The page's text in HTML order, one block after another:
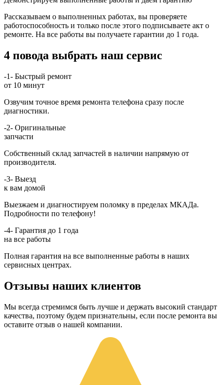
Рассказываем о выполненных работах, вы проверяете
работоспособность и только после этого подписываете акт о
ремонте. На все работы вы получаете гарантии до 1 года.
4 повода выбрать наш сервис
-1- Быстрый ремонт
от 10 минут
Озвучим точное время ремонта телефона сразу после
диагностики.
-2- Оригинальные
запчасти
Собственный склад запчастей в наличии напрямую от
производителя.
-3- Выезд
к вам домой
Выезжаем и диагностируем поломку в пределах МКАДа.
Подробности по телефону!
-4- Гарантия до 1 года
на все работы
Полная гарантия на все выполненные работы в наших
сервисных центрах.
Отзывы наших клиентов
Мы всегда стремимся быть лучше и держать высокий стандарт
качества, поэтому будем признательны, если после ремонта вы
оставите отзыв о нашей компании.